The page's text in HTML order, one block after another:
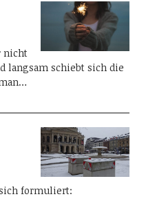
nicht
langsam schiebt sich die
formuliert: